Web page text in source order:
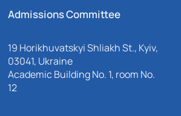
Admissions Committee
19 Horikhuvatskyi Shliakh St., Kyiv,
03041, Ukraine
Academic Building No. 1, room No.
12